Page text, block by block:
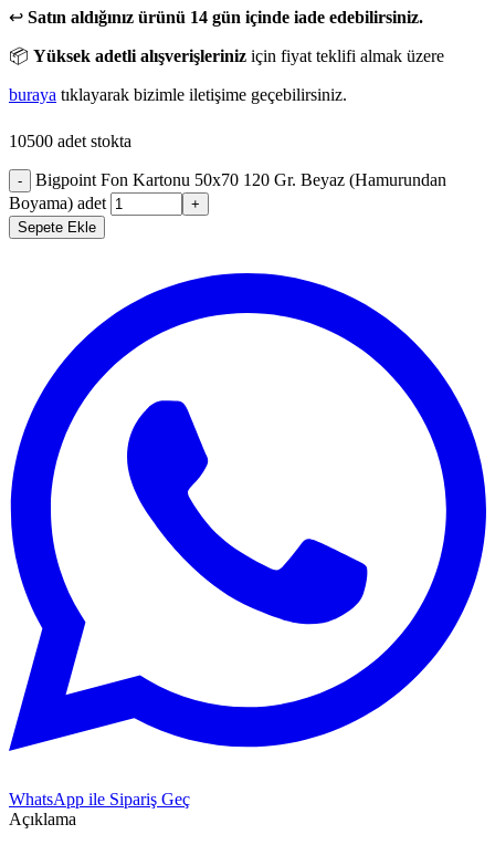
↩️ Satın aldığınız ürünü 14 gün içinde iade edebilirsiniz.
📦 Yüksek adetli alışverişleriniz için fiyat teklifi almak üzere
buraya tıklayarak bizimle iletişime geçebilirsiniz.
10500 adet stokta
-
Bigpoint Fon Kartonu 50x70 120 Gr. Beyaz (Hamurundan
Boyama) adet
+
Sepete Ekle
WhatsApp ile Sipariş Geç
Açıklama